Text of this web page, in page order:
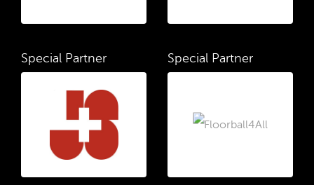
Special Partner Special Partner